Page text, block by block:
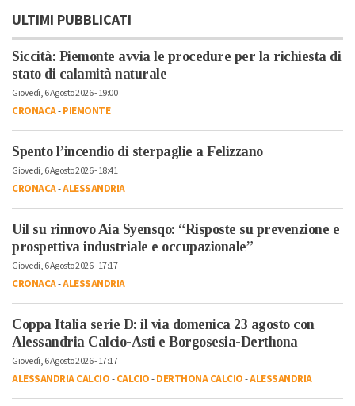
ULTIMI PUBBLICATI
Siccità: Piemonte avvia le procedure per la richiesta di
stato di calamità naturale
Giovedì, 6 Agosto 2026 - 19:00
CRONACA-PIEMONTE
Spento l’incendio di sterpaglie a Felizzano
Giovedì, 6 Agosto 2026 - 18:41
CRONACA-ALESSANDRIA
Uil su rinnovo Aia Syensqo: “Risposte su prevenzione e
prospettiva industriale e occupazionale”
Giovedì, 6 Agosto 2026 - 17:17
CRONACA-ALESSANDRIA
Coppa Italia serie D: il via domenica 23 agosto con
Alessandria Calcio-Asti e Borgosesia-Derthona
Giovedì, 6 Agosto 2026 - 17:17
ALESSANDRIA CALCIO-CALCIO-DERTHONA CALCIO-ALESSANDRIA